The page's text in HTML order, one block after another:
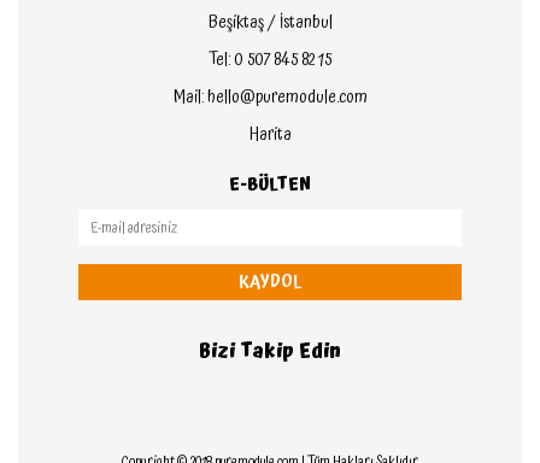
Beşiktaş / İstanbul
Tel: 0 507 845 82 15
Mail: hello@puremodule.com
Harita
E-BÜLTEN
KAYDOL
Bizi Takip Edin